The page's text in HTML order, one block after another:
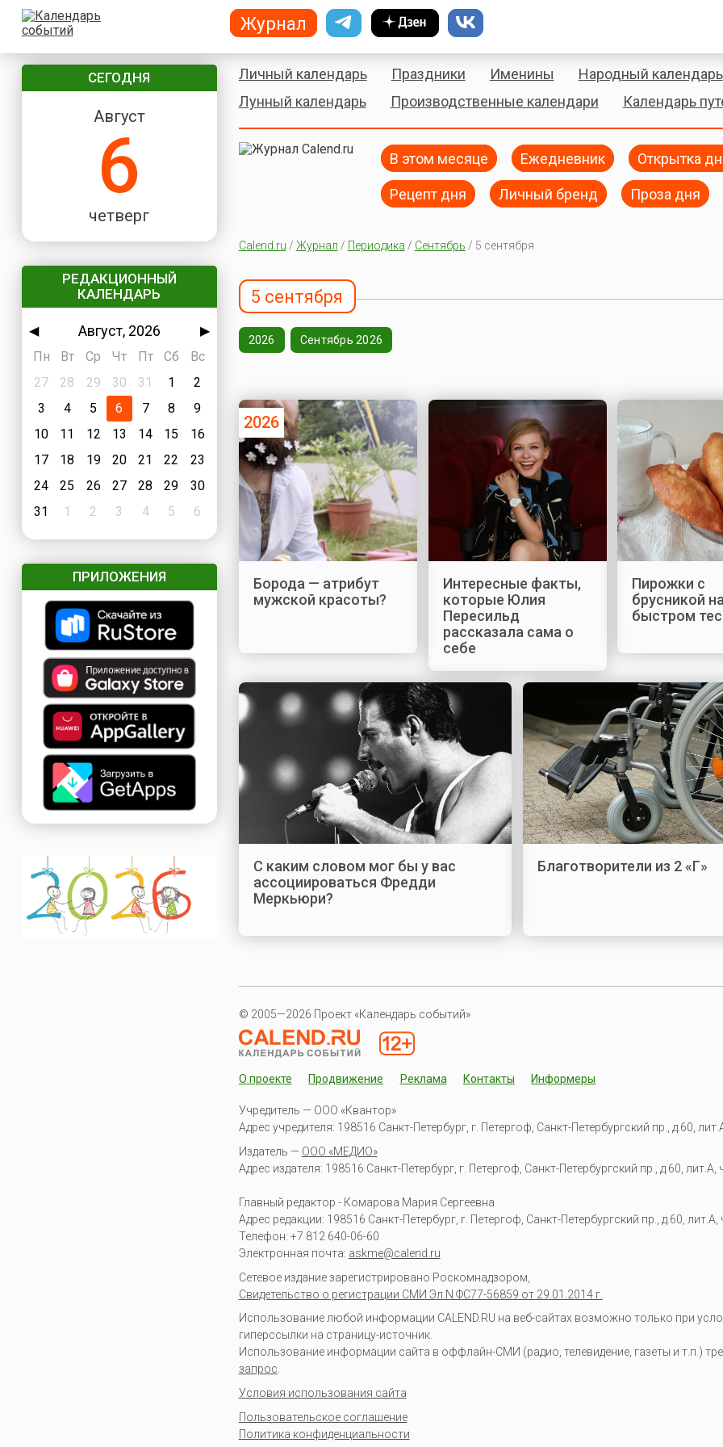
СЕГОДНЯ
Август
6
четверг
РЕДАКЦИОННЫЙ
КАЛЕНДАРЬ
◀ Август, 2026
▶
Пн
Вт Ср Чт Пт Сб
Вс
27
28 29 30 31 1
2
3
4 5 6 7 8
9
10
11 12 13 14 15
16
17
18 19 20 21 22
23
24
25 26 27 28 29
30
31
1 2 3 4 5 6
ПРИЛОЖЕНИЯ
Личный календарь Праздники Именины
Народный календарь
Лунный календарь
Производственные календари Календарь
В этом месяце Ежедневник Открытка
Рецепт дня Личный бренд Проза дня
Calend.ru / Журнал / Периодика / Сентябрь / 5 сентября
5 сентября
2026 Сентябрь 2026
2026
Борода — атрибут
мужской красоты?
Интересные факты,
которые Юлия
Пересильд
рассказала сама о
себе
Пирожки с
брусникой
быстром
С каким словом мог бы у вас
ассоциироваться Фредди
Меркьюри?
Благотворители из 2 «Г»
© 2005—2026 Проект «Календарь событий»
О проекте Продвижение Реклама Контакты Информеры
Учредитель — ООО «Квантор»
Адрес учредителя: 198516 Санкт-Петербург, г. Петергоф, Санкт-Петербургский пр., д.60,
Издатель — ООО «МЕДИО»
Адрес издателя: 198516 Санкт-Петербург, г. Петергоф, Санкт-Петербургский пр., д.60,
Главный редактор - Комарова Мария Сергеевна
Адрес редакции: 198516 Санкт-Петербург, г. Петергоф Санкт-Петербургский пр., д.60,
Телефон: +7 812 640-06-60
Электронная почта: askme@calend.ru
Сетевое издание зарегистрировано Роскомнадзором,
Свидетельство о регистрации СМИ Эл.N ФС77-56859 от 29.01.2014 г.
Использование любой информации CALEND.RU на веб-сайтах возможно только при
гиперссылки на страницу-источник.
Использование информации сайта в оффлайн-СМИ (радио, телевидение, газеты и т.п.)
запрос.
Условия использования сайта
Пользовательское соглашение
Политика конфиденциальности
Журнал